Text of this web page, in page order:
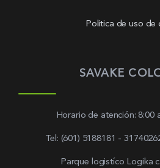
Politica de uso de
SAVAKE
Horario de atención: 8:00
Tel: (601) 5188181 -
Parque logistíco Logika